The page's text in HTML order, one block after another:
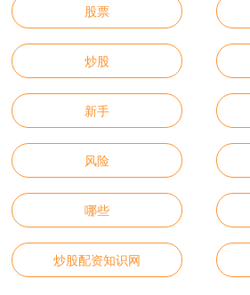
股票
炒股
新手
风险
哪些
炒股配资知识网